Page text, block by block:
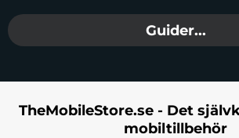
Guider...
TheMobileStore.se - Det
mobiltillbehör